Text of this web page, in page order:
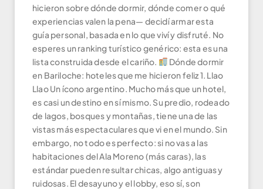
hicieron sobre dónde dormir, dónde comer o qué
experiencias valen la pena— decidí armar esta
guía personal, basada en lo que viví y disfruté. No
esperes un ranking turístico genérico: esta es una
lista construida desde el cariño.
Dónde dormir
en Bariloche: hoteles que me hicieron feliz 1. Llao
Llao Un ícono argentino. Mucho más que un hotel,
es casi un destino en sí mismo. Su predio, rodeado
de lagos, bosques y montañas, tiene una de las
vistas más espectaculares que vi en el mundo. Sin
embargo, no todo es perfecto: si no vas a las
habitaciones del Ala Moreno (más caras), las
estándar pueden resultar chicas, algo antiguas y
ruidosas. El desayuno y el lobby, eso sí, son